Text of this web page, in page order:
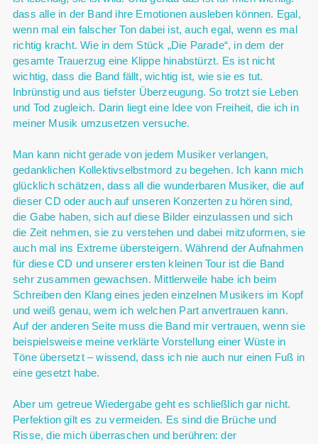
dass alle in der Band ihre Emotionen ausleben können. Egal,
wenn mal ein falscher Ton dabei ist, auch egal, wenn es mal
richtig kracht. Wie in dem Stück „Die Parade“, in dem der
gesamte Trauerzug eine Klippe hinabstürzt. Es ist nicht
wichtig, dass die Band fällt, wichtig ist, wie sie es tut.
Inbrünstig und aus tiefster Überzeugung. So trotzt sie Leben
und Tod zugleich. Darin liegt eine Idee von Freiheit, die ich in
meiner Musik umzusetzen versuche.
Man kann nicht gerade von jedem Musiker verlangen,
gedanklichen Kollektivselbstmord zu begehen. Ich kann mich
glücklich schätzen, dass all die wunderbaren Musiker, die auf
dieser CD oder auch auf unseren Konzerten zu hören sind,
die Gabe haben, sich auf diese Bilder einzulassen und sich
die Zeit nehmen, sie zu verstehen und dabei mitzuformen, sie
auch mal ins Extreme übersteigern. Während der Aufnahmen
für diese CD und unserer ersten kleinen Tour ist die Band
sehr zusammen gewachsen. Mittlerweile habe ich beim
Schreiben den Klang eines jeden einzelnen Musikers im Kopf
und weiß genau, wem ich welchen Part anvertrauen kann.
Auf der anderen Seite muss die Band mir vertrauen, wenn sie
beispielsweise meine verklärte Vorstellung einer Wüste in
Töne übersetzt – wissend, dass ich nie auch nur einen Fuß in
eine gesetzt habe.
Aber um getreue Wiedergabe geht es schließlich gar nicht.
Perfektion gilt es zu vermeiden. Es sind die Brüche und
Risse, die mich überraschen und berühren: der